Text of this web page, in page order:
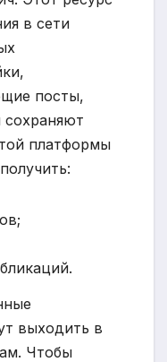
в сети
посты,
платформы
выходить в
Чтобы